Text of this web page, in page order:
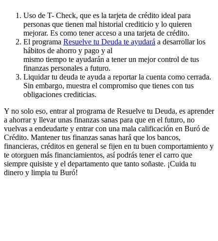
Uso de T- Check, que es la tarjeta de crédito ideal para
personas que tienen mal historial crediticio y lo quieren
mejorar. Es como tener acceso a una tarjeta de crédito.
El programa Resuelve tu Deuda te ayudará a desarrollar los
hábitos de ahorro y pago y al
mismo tiempo te ayudarán a tener un mejor control de tus
finanzas personales a futuro.
Liquidar tu deuda te ayuda a reportar la cuenta como cerrada.
Sin embargo, muestra el compromiso que tienes con tus
obligaciones crediticias.
Y no solo eso, entrar al programa de Resuelve tu Deuda, es aprender
a ahorrar y llevar unas finanzas sanas para que en el futuro, no
vuelvas a endeudarte y entrar con una mala calificación en Buró de
Crédito. Mantener tus finanzas sanas hará que los bancos,
financieras, créditos en general se fijen en tu buen comportamiento y
te otorguen más financiamientos, así podrás tener el carro que
siempre quisiste y el departamento que tanto soñaste. ¡Cuida tu
dinero y limpia tu Buró!